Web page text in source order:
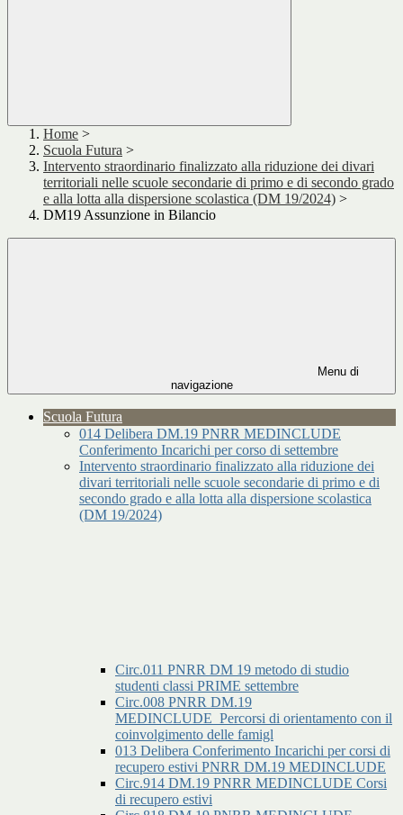
Home >
Scuola Futura >
Intervento straordinario finalizzato alla riduzione dei divari
territoriali nelle scuole secondarie di primo e di secondo grado
e alla lotta alla dispersione scolastica (DM 19/2024) >
DM19 Assunzione in Bilancio
Menu di
navigazione
Scuola Futura
014 Delibera DM.19 PNRR MEDINCLUDE
Conferimento Incarichi per corso di settembre
Intervento straordinario finalizzato alla riduzione dei
divari territoriali nelle scuole secondarie di primo e di
secondo grado e alla lotta alla dispersione scolastica
(DM 19/2024)
Circ.011 PNRR DM 19 metodo di studio
studenti classi PRIME settembre
Circ.008 PNRR DM.19
MEDINCLUDE_Percorsi di orientamento con il
coinvolgimento delle famigl
013 Delibera Conferimento Incarichi per corsi di
recupero estivi PNRR DM.19 MEDINCLUDE
Circ.914 DM.19 PNRR MEDINCLUDE Corsi
di recupero estivi